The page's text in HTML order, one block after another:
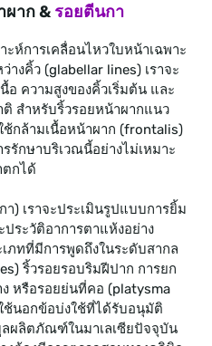
ผาก & รอยตีนกา
ะห์การเคลื่อนไหวใบหน้าเฉพาะ
งคิ้ว (glabellar lines) เราจะ
อ ความสูงของคิ้วเริ่มต้น และ
สำหรับริ้วรอยหน้าผากแนว
กล้ามเนื้อหน้าผาก (frontalis)
รักษาบริเวณนี้อย่างไม่เหมาะ
กได้
) เราจะประเมินรูปแบบการยิ้ม
ประวัติอาการตาแห้งอย่าง
เภทที่มีการพูดถึงในระดับสากล
ริ้วรอยรอบริมฝีปาก การยก
หรือรอยย่นที่คอ (platysma
ช้นอกข้อบ่งใช้ที่ได้รับอนุมัติ
ผลิตภัณฑ์ในมาเลเซียปัจจุบัน